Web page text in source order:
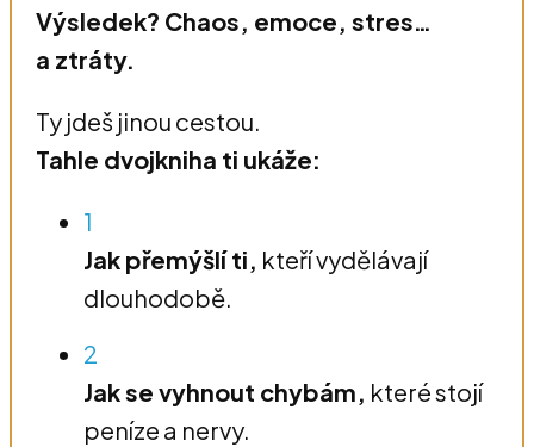
Výsledek? Chaos, emoce, stres…
a ztráty.
Ty jdeš jinou cestou.
Tahle dvojkniha ti ukáže:
1
Jak přemýšlí ti, kteří vydělávají
dlouhodobě.
2
Jak se vyhnout chybám, které stojí
peníze a nervy.